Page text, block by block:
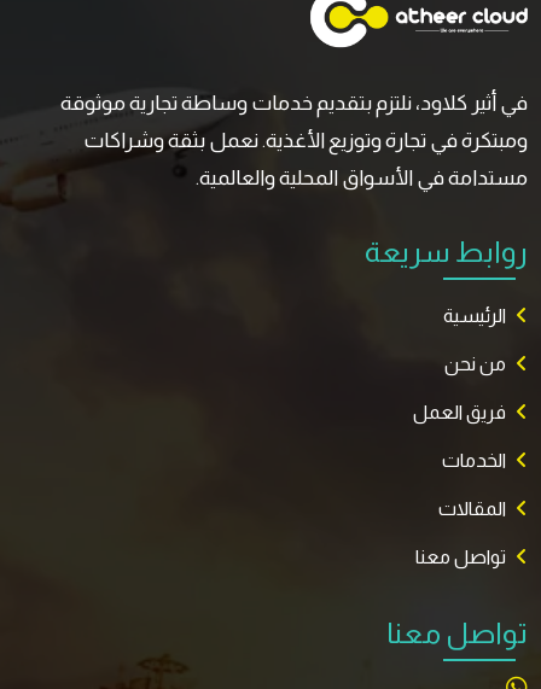
في أثير كلاود، نلتزم بتقديم خدمات وساطة تجارية موثوقة
ومبتكرة في تجارة وتوزيع الأغذية. نعمل بثقة وشراكات
مستدامة في الأسواق المحلية والعالمية.
روابط سريعة
الرئيسية
من نحن
فريق العمل
الخدمات
المقالات
تواصل معنا
تواصل معنا